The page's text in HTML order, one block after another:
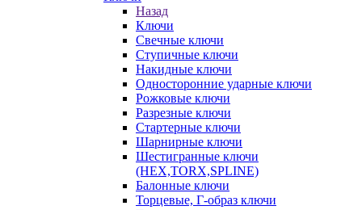
Назад
Ключи
Свечные ключи
Ступичные ключи
Накидные ключи
Односторонние ударные ключи
Рожковые ключи
Разрезные ключи
Стартерные ключи
Шарнирные ключи
Шестигранные ключи
(HEX,TORX,SPLINE)
Балонные ключи
Торцевые, Г-образ ключи